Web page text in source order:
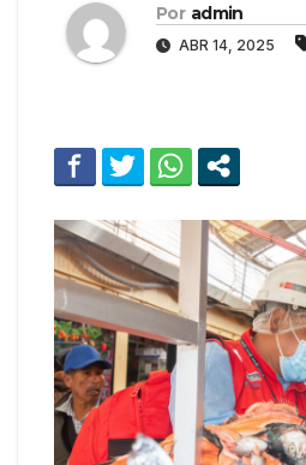
Por admin
ABR 14, 2025